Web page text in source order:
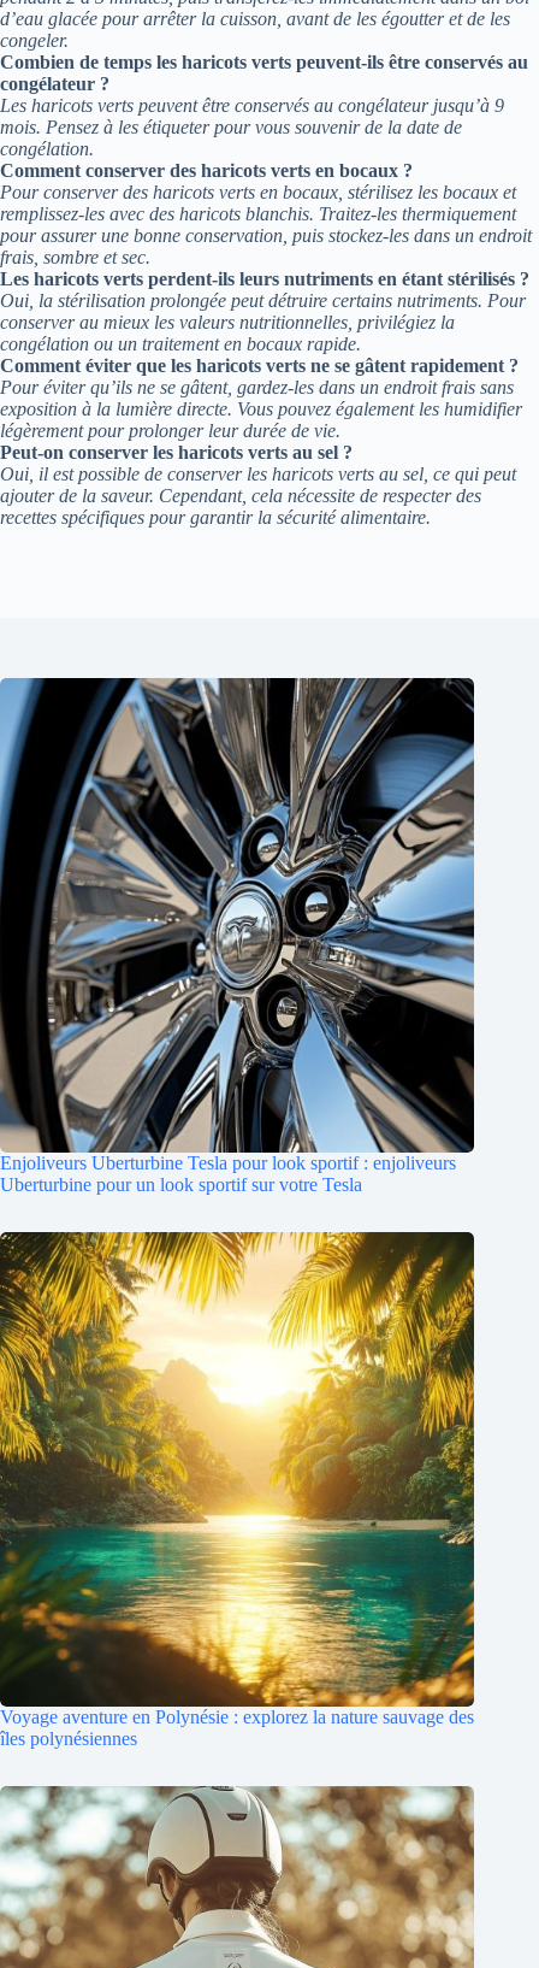
d’eau glacée pour arrêter la cuisson, avant de les égoutter et de les
congeler.
Combien de temps les haricots verts peuvent-ils être conservés au
congélateur ?
Les haricots verts peuvent être conservés au congélateur jusqu’à 9
mois. Pensez à les étiqueter pour vous souvenir de la date de
congélation.
Comment conserver des haricots verts en bocaux ?
Pour conserver des haricots verts en bocaux, stérilisez les bocaux et
remplissez-les avec des haricots blanchis. Traitez-les thermiquement
pour assurer une bonne conservation, puis stockez-les dans un endroit
frais, sombre et sec.
Les haricots verts perdent-ils leurs nutriments en étant stérilisés ?
Oui, la stérilisation prolongée peut détruire certains nutriments. Pour
conserver au mieux les valeurs nutritionnelles, privilégiez la
congélation ou un traitement en bocaux rapide.
Comment éviter que les haricots verts ne se gâtent rapidement ?
Pour éviter qu’ils ne se gâtent, gardez-les dans un endroit frais sans
exposition à la lumière directe. Vous pouvez également les humidifier
légèrement pour prolonger leur durée de vie.
Peut-on conserver les haricots verts au sel ?
Oui, il est possible de conserver les haricots verts au sel, ce qui peut
ajouter de la saveur. Cependant, cela nécessite de respecter des
recettes spécifiques pour garantir la sécurité alimentaire.
Enjoliveurs Uberturbine Tesla pour look sportif : enjoliveurs
Uberturbine pour un look sportif sur votre Tesla
Voyage aventure en Polynésie : explorez la nature sauvage des
îles polynésiennes